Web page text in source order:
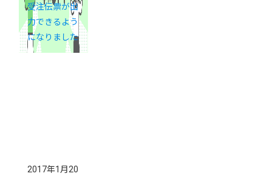
受注伝票が出
力できるよう
になりました
2017年1月20